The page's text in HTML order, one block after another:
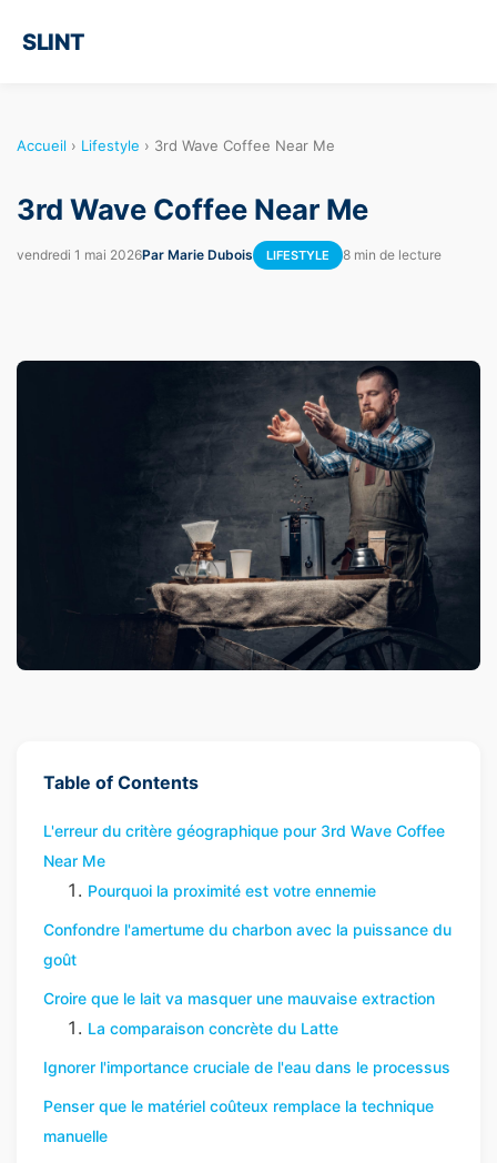
SLINT
Accueil › Lifestyle › 3rd Wave Coffee Near Me
3rd Wave Coffee Near Me
vendredi 1 mai 2026Par Marie Dubois LIFESTYLE 8 min de lecture
Table of Contents
L'erreur du critère géographique pour 3rd Wave Coffee
Near Me
Pourquoi la proximité est votre ennemie
Confondre l'amertume du charbon avec la puissance du
goût
Croire que le lait va masquer une mauvaise extraction
La comparaison concrète du Latte
Ignorer l'importance cruciale de l'eau dans le processus
Penser que le matériel coûteux remplace la technique
manuelle